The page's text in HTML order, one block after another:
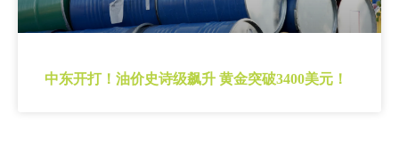
中东开打！油价史诗级飙升 黄金突破3400美元！